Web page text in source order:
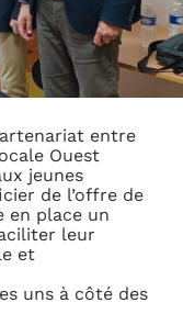
entre
Ouest
jeunes
de l’offre de
en place un
leur
et
uns à côté des